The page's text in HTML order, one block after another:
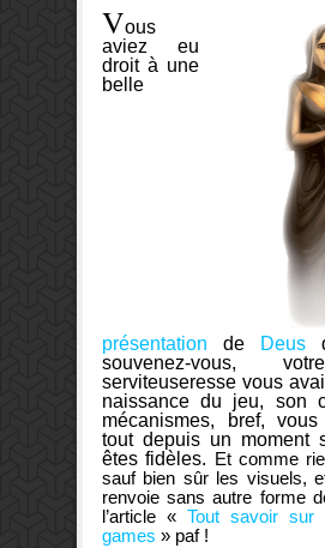
Vous
aviez eu
droit à une
belle
présentation de Deus
souvenez-vous,
serviteuseresse vous
naissance du jeu, son
mécanismes, bref,
tout depuis un moment
êtes fidèles. Et comme
sauf bien sûr les visuels,
renvoie sans autre forme
l’article « Tout savoir sur
games » paf !